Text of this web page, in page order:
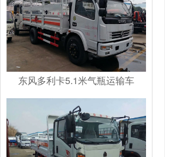
东风多利卡5.1米气瓶运输车